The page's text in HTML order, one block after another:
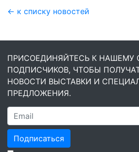
← к списку новостей
ПРИСОЕДИНЯЙТЕСЬ К НАШЕМУ
ПОДПИСЧИКОВ, ЧТОБЫ
НОВОСТИ ВЫСТАВКИ И
ПРЕДЛОЖЕНИЯ.
Подписаться